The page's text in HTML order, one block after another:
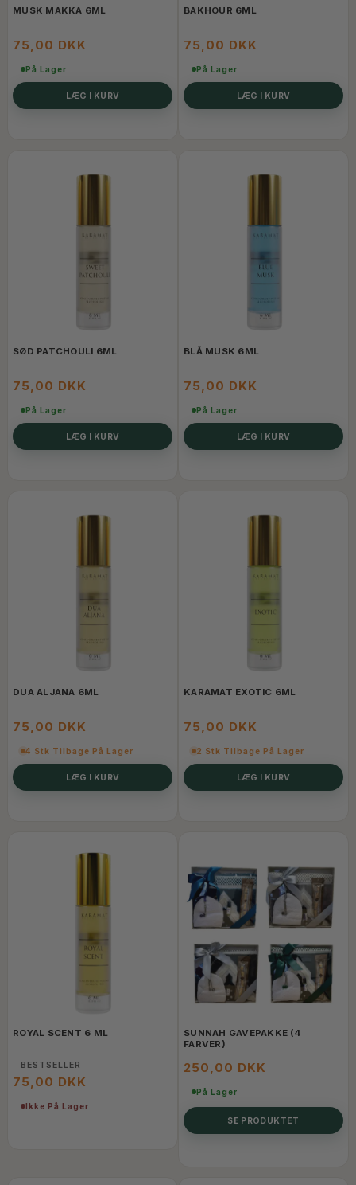
MUSK MAKKA 6ML
75,00 DKK
På Lager
LÆG I KURV
BAKHOUR 6ML
75,00 DKK
På Lager
LÆG I KURV
SØD PATCHOULI 6ML
75,00 DKK
På Lager
LÆG I KURV
BLÅ MUSK 6ML
75,00 DKK
På Lager
LÆG I KURV
DUA ALJANA 6ML
75,00 DKK
4 Stk Tilbage På Lager
LÆG I KURV
KARAMAT EXOTIC 6ML
75,00 DKK
2 Stk Tilbage På Lager
LÆG I KURV
ROYAL SCENT 6 ML
BESTSELLER
75,00 DKK
Ikke På Lager
SUNNAH GAVEPAKKE (4
FARVER)
250,00 DKK
På Lager
SE PRODUKTET